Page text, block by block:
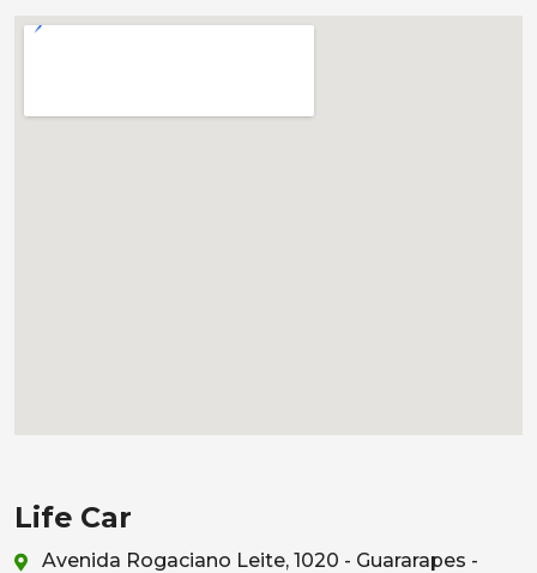
Life Car
Avenida Rogaciano Leite, 1020 - Guararapes -